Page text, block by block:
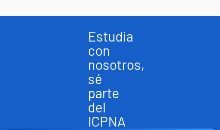
Estudia
con
nosotros,
sé
parte
del
ICPNA